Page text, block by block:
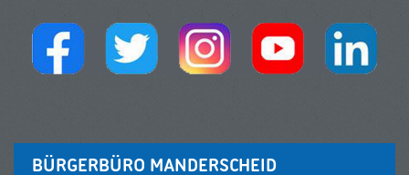
BÜRGERBÜRO MANDERSCHEID